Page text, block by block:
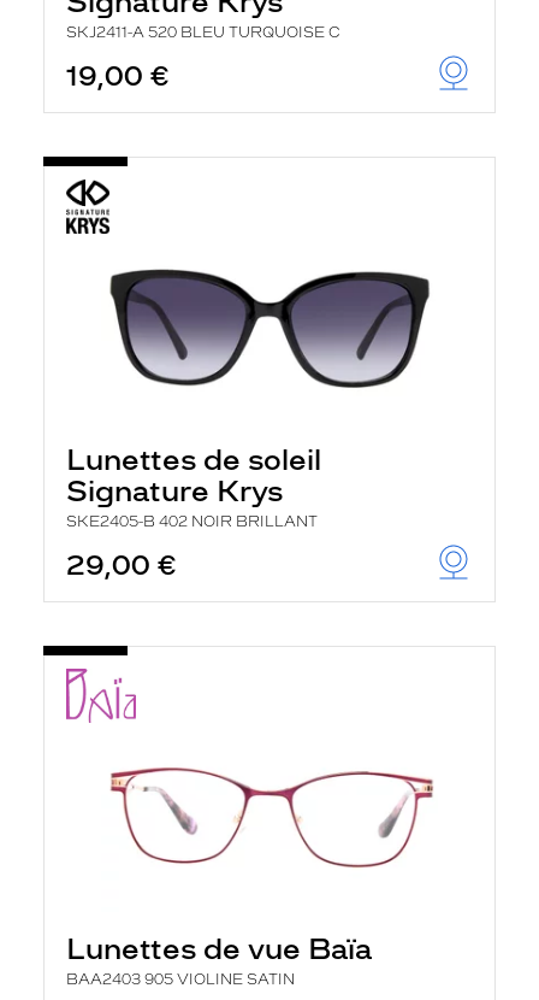
SKJ2411-A 520 BLEU TURQUOISE C
19,00 €
Lunettes de soleil
Signature Krys
SKE2405-B 402 NOIR BRILLANT
29,00 €
Lunettes de vue Baïa
BAA2403 905 VIOLINE SATIN